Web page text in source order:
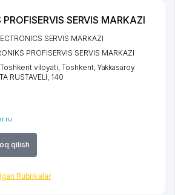
PROFISERVIS SERVIS MARKAZI
qilish
Rubrikalar
SERVIS MARKAZI
PROFISERVIS SERVIS MARKAZI
Toshkent viloyati,Toshkent, Yakkasaroy
RUSTAVELI, 140